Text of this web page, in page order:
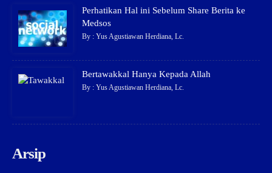
Perhatikan Hal ini Sebelum Share Berita ke
Medsos
By : Yus Agustiawan Herdiana, Lc.
Bertawakkal Hanya Kepada Allah
By : Yus Agustiawan Herdiana, Lc.
Arsip